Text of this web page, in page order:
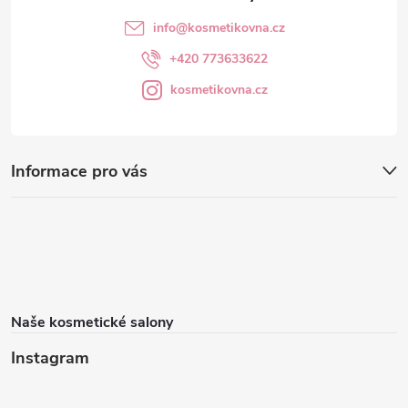
Informace pro vás
Naše kosmetické salony
Instagram
info@kosmetikovna.cz
+420 773633622
kosmetikovna.cz